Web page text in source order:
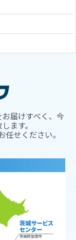
届けすべく、今
ます。
任せください。